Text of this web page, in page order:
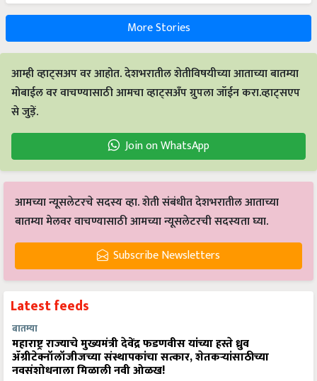
More Stories
आम्ही व्हाट्सअप वर आहोत. देशभरातील शेतीविषयीच्या आताच्या बातम्या
मोबाईल वर वाचण्यासाठी आमचा व्हाट्सअँप ग्रुपला जॉईन करा.व्हाट्सएप
से जुड़ें.
Join on WhatsApp
आमच्या न्यूसलेटरचे सदस्य व्हा. शेती संबंधीत देशभरातील आताच्या
बातम्या मेलवर वाचण्यासाठी आमच्या न्यूसलेटरची सदस्यता घ्या.
Subscribe Newsletters
Latest feeds
बातम्या
महाराष्ट्र राज्याचे मुख्यमंत्री देवेंद्र फडणवीस यांच्या हस्ते ध्रुव
ॲग्रीटेक्नॉलॉजीजच्या संस्थापकांचा सत्कार, शेतकऱ्यांसाठीच्या
नवसंशोधनाला मिळाली नवी ओळख!